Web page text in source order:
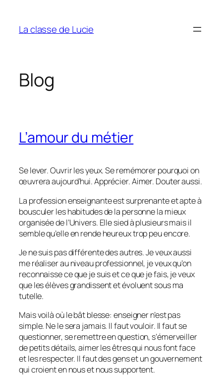
contenu
La classe de Lucie
Blog
L’amour du métier
Se lever. Ouvrir les yeux. Se remémorer pourquoi on
œuvrera aujourd’hui. Apprécier. Aimer. Douter aussi.
La profession enseignante est surprenante et apte à
bousculer les habitudes de la personne la mieux
organisée de l’Univers. Elle sied à plusieurs mais il
semble qu’elle en rende heureux trop peu encore.
Je ne suis pas différente des autres. Je veux aussi
me réaliser au niveau professionnel, je veux qu’on
reconnaisse ce que je suis et ce que je fais, je veux
que les élèves grandissent et évoluent sous ma
tutelle.
Mais voilà où le bât blesse: enseigner n’est pas
simple. Ne le sera jamais. Il faut vouloir. Il faut se
questionner, se remettre en question, s’émerveiller
de petits détails, aimer les êtres qui nous font face
et les respecter. Il faut des gens et un gouvernement
qui croient en nous et nous supportent.